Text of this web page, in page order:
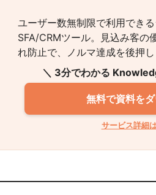
ユーザー数無制限で利用でき
SFA/CRMツール。見込み客の
れ防止で、ノルマ達成を後押し
＼ 3分でわかる
無料で資料を
サービス詳細